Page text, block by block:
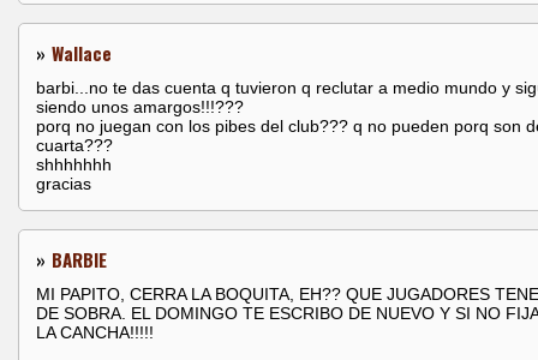
» Wallace
barbi...no te das cuenta q tuvieron q reclutar a medio mundo y
siendo unos amargos!!!???
porq no juegan con los pibes del club??? q no pueden porq son
cuarta???
shhhhhhh
gracias
» BARBIE
MI PAPITO, CERRA LA BOQUITA, EH?? QUE JUGADORES
DE SOBRA. EL DOMINGO TE ESCRIBO DE NUEVO Y SI NO
LA CANCHA!!!!!